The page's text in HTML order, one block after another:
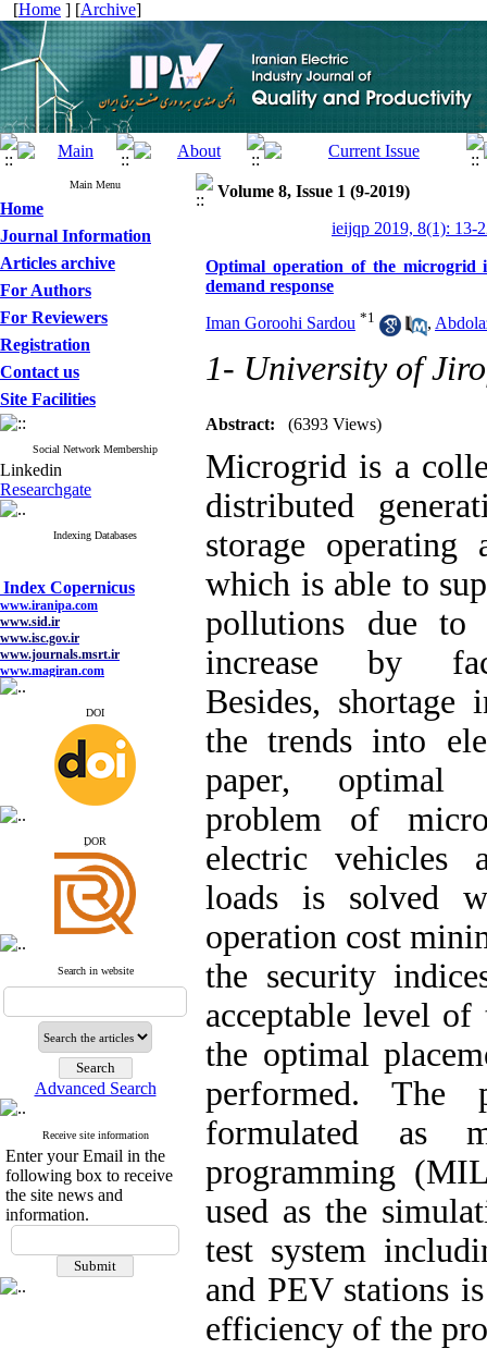
[Home ] [Archive]
Main Menu
Home
Journal Information
Articles archive
For Authors
For Reviewers
Registration
Contact us
Site Facilities
Social Network Membership
Linkedin
Researchgate
Indexing Databases
www.iranipa.com
www.sid.ir
www.isc.gov.ir
www.journals.msrt.ir
www.magiran.com
www.search.ricest.ac.ir
www.nqpc.ir
Index Copernicus
www.iranipa.com
www.isc.gov.ir
www.journals.msrt.ir
www.magiran.com
www.search.ricest.ac.ir
google scholar
DOI
ِDOR
Search in website
Advanced Search
Receive site information
Enter your Email in the
following box to receive
the site news and
information.
Volume 8, Issue 1 (9-2019)
ieijqp 2019, 8(1): 13-
Optimal operation of the microgrid
demand response
Iman Goroohi Sardou *1 ,
1- University of
Abstract: (6393 Views)
Microgrid is a
distributed
storage
which is able to
pollutions due to
increase by
Besides, shortage
the trends into
paper, optimal
problem of
electric vehicles
loads is solved
operation cost
the security
acceptable level
the optimal
performed. The
formulated as
programming
used as the
test system
and PEV stations
efficiency of the